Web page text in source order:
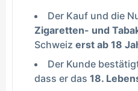
Der Kauf und die
Zigaretten- und
Schweiz erst ab 18
Der Kunde
dass er das 18.